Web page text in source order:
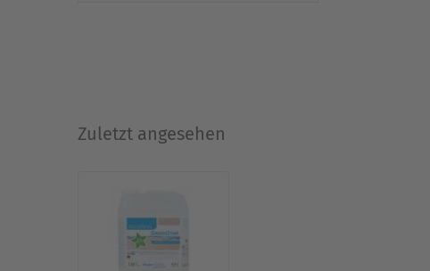
Zuletzt angesehen